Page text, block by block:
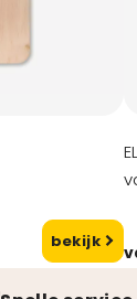
bekijk